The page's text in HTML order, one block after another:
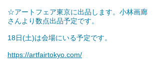
☆アートフェア東京に出品します。小林画廊
さんより数点出品予定です。
18日(土)は会場にいる予定です。
https://artfairtokyo.com/